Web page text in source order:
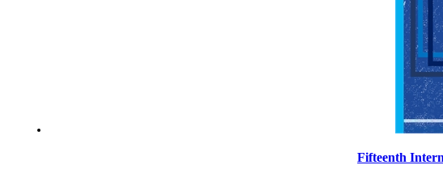
Fifteenth